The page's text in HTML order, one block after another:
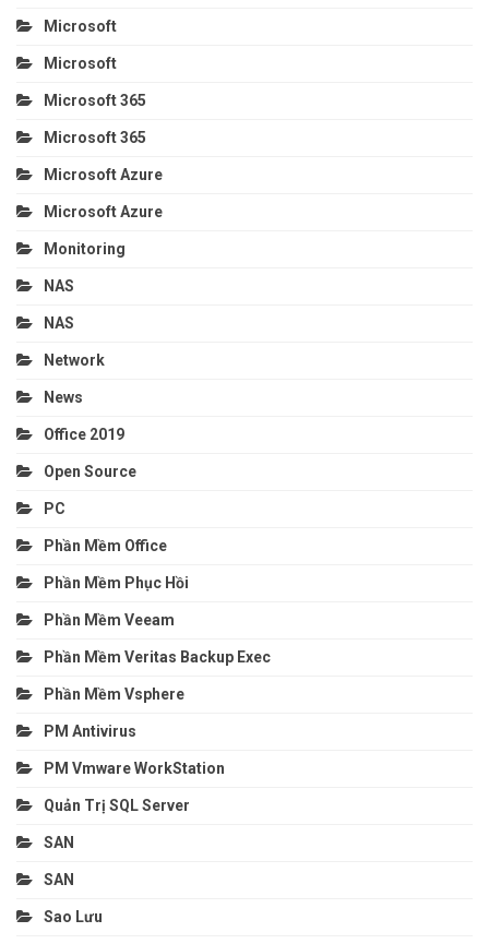
Microsoft
Microsoft
Microsoft 365
Microsoft 365
Microsoft Azure
Microsoft Azure
Monitoring
NAS
NAS
Network
News
Office 2019
Open Source
PC
Phần Mềm Office
Phần Mềm Phục Hồi
Phần Mềm Veeam
Phần Mềm Veritas Backup Exec
Phần Mềm Vsphere
PM Antivirus
PM Vmware WorkStation
Quản Trị SQL Server
SAN
SAN
Sao Lưu